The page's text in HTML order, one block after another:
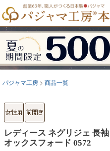
パジャマ工房 商品一覧
レディース ネグリジェ 長
オックスフォード 0572